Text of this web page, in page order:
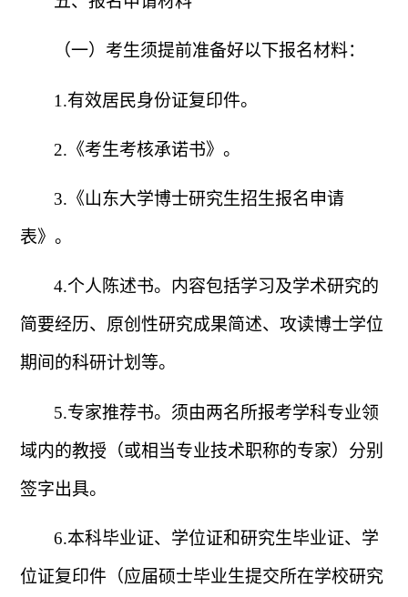
（一）考生须提前准备好以下报名材料：
1.有效居民身份证复印件。
2. 《考生考核承诺书》。
3. 《山东大学博士研究生招生报名申请
表》。
4.个人陈述书。内容包括学习及学术研究的
简要经历、原创性研究成果简述、攻读博士学位
期间的科研计划等。
5.专家推荐书。须由两名所报考学科专业领
域内的教授（或相当专业技术职称的专家）分别
签字出具。
6.本科毕业证、学位证和研究生毕业证、学
位证复印件（应届硕士毕业生提交所在学校研究